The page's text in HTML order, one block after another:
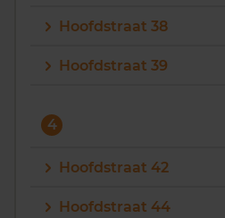
Hoofdstraat 38
Hoofdstraat 39
4
Hoofdstraat 42
Hoofdstraat 44